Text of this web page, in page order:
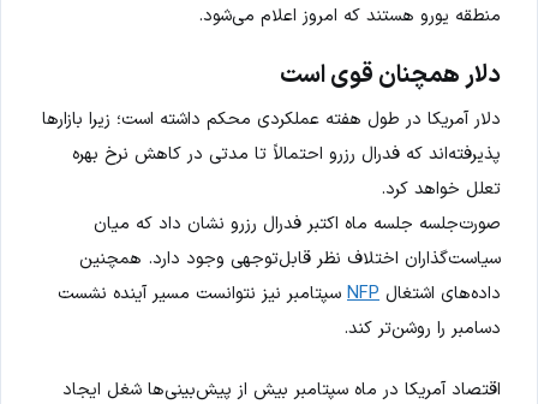
منطقه یورو هستند که امروز اعلام می‌شود.
دلار همچنان قوی است
دلار آمریکا در طول هفته عملکردی محکم داشته است؛ زیرا بازارها
پذیرفته‌اند که فدرال رزرو احتمالاً تا مدتی در کاهش نرخ بهره
تعلل خواهد کرد.
صورت‌جلسه جلسه ماه اکتبر فدرال رزرو نشان داد که میان
سیاست‌گذاران اختلاف نظر قابل‌توجهی وجود دارد. همچنین
داده‌های اشتغال NFP سپتامبر نیز نتوانست مسیر آینده نشست
دسامبر را روشن‌تر کند.
اقتصاد آمریکا در ماه سپتامبر بیش از پیش‌بینی‌ها شغل ایجاد